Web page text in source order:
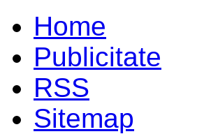
Home
Publicitate
RSS
Sitemap